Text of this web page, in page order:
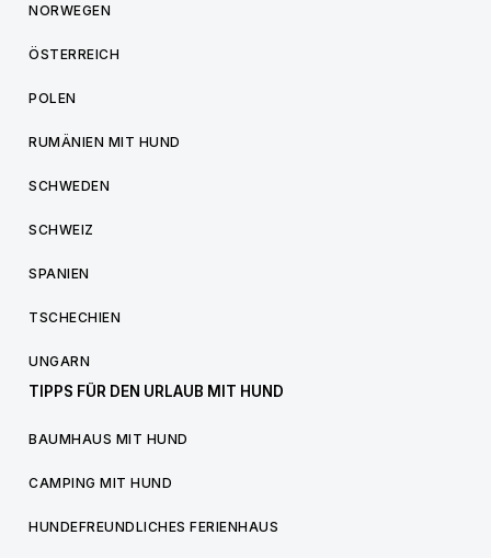
NORWEGEN
ÖSTERREICH
POLEN
RUMÄNIEN MIT HUND
SCHWEDEN
SCHWEIZ
SPANIEN
TSCHECHIEN
UNGARN
TIPPS FÜR DEN URLAUB MIT HUND
BAUMHAUS MIT HUND
CAMPING MIT HUND
HUNDEFREUNDLICHES FERIENHAUS